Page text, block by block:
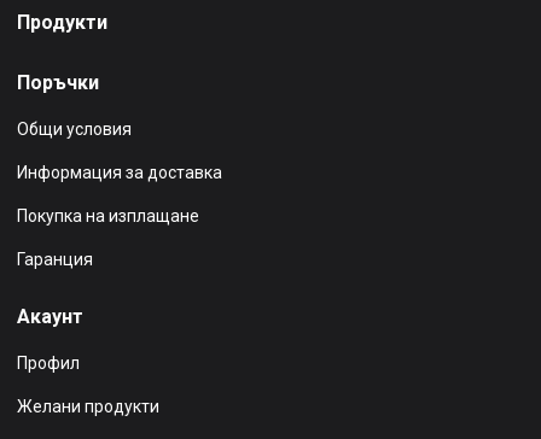
Продукти
Поръчки
Общи условия
Информация за доставка
Покупка на изплащане
Гаранция
Акаунт
Профил
Желани продукти